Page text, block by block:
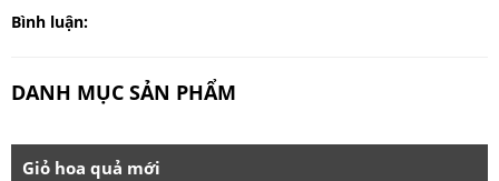
Bình luận:
DANH MỤC SẢN PHẨM
Giỏ hoa quả mới